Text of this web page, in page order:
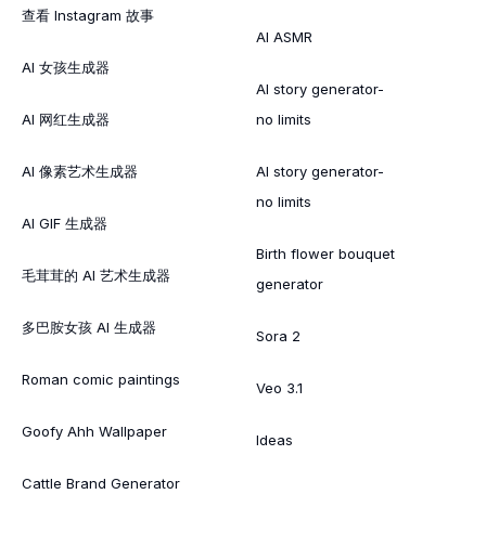
查看 Instagram 故事
AI 女孩生成器
AI 网红生成器
AI 像素艺术生成器
AI GIF 生成器
毛茸茸的 AI 艺术生成器
多巴胺女孩 AI 生成器
Roman comic paintings
Goofy Ahh Wallpaper
Cattle Brand Generator
AI ASMR
AI story generator-
no limits
AI story generator-
no limits
Birth flower bouquet
generator
Sora 2
Veo 3.1
Ideas